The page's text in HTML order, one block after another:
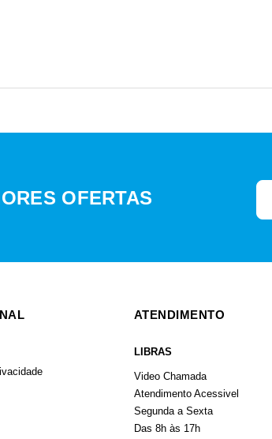
OFERTAS
ATENDIMENTO
LIBRAS
Video Chamada
Atendimento Acessivel
Segunda a Sexta
Das 8h às 17h